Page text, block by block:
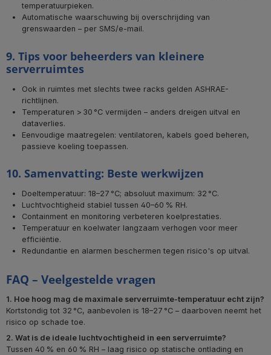
temperatuurpieken.
Automatische waarschuwing bij overschrijding van
grenswaarden – per SMS/e-mail.
9. Tips voor beheerders van kleinere
serverruimtes
Ook in ruimtes met slechts twee racks gelden ASHRAE-
richtlijnen.
Temperaturen > 30 °C vermijden – anders dreigen uitval en
dataverlies.
Eenvoudige maatregelen: ventilatoren, kabels goed beheren,
passieve koeling toepassen.
10. Samenvatting: Beste werkwijzen
Doeltemperatuur: 18–27 °C; absoluut maximum: 32 °C.
Luchtvochtigheid stabiel tussen 40–60 % RH.
Containment en monitoring verbeteren koelprestaties.
Temperatuur en koelwater langzaam verhogen voor meer
efficiëntie.
Redundantie en alarmen beschermen tegen risico's op uitval.
FAQ – Veelgestelde vragen
1. Hoe hoog mag de maximale serverruimte-temperatuur echt zijn?
Kortstondig tot 32 °C, aanbevolen is 18–27 °C – daarboven neemt het
risico op schade toe.
2. Wat is de ideale luchtvochtigheid in een serverruimte?
Tussen 40 % en 60 % RH – laag risico op statische ontlading en